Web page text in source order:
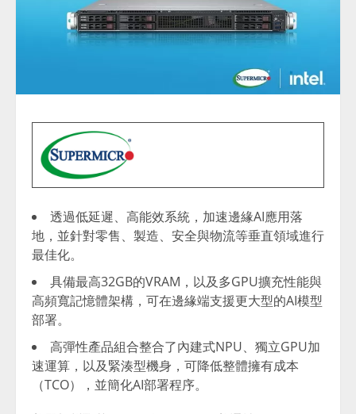
透過低延遲、高能效系統，加速邊緣AI應用落
地，並針對零售、製造、安全與物流等垂直領域進行
最佳化。
具備最高32GB的VRAM，以及多GPU擴充性能與
高頻寬記憶體架構，可在邊緣端支援更大型的AI模型
部署。
高彈性產品組合整合了內建式NPU、獨立GPU加
速運算，以及緊湊型機身，可降低整體擁有成本
（TCO），並簡化AI部署程序。